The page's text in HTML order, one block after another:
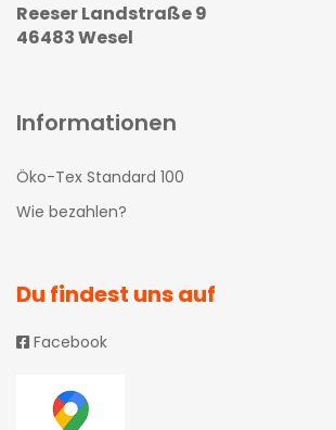
Reeser Landstraße 9
46483 Wesel
Informationen
Öko-Tex Standard 100
Wie bezahlen?
Du findest uns auf
Facebook